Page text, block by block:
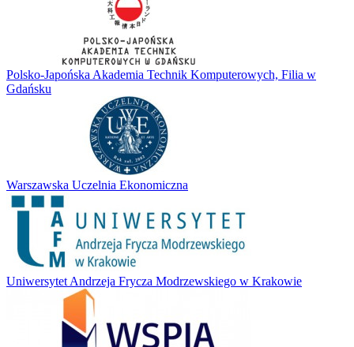
Polsko-Japońska Akademia Technik Komputerowych, Filia w
Gdańsku
Warszawska Uczelnia Ekonomiczna
Uniwersytet Andrzeja Frycza Modrzewskiego w Krakowie